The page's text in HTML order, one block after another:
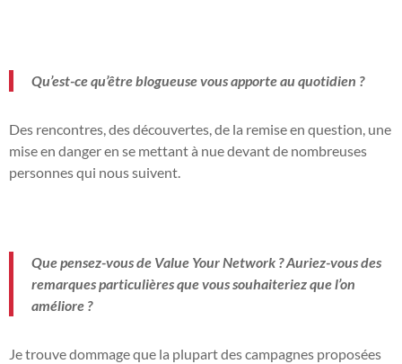
Qu’est-ce qu’être blogueuse vous apporte au quotidien ?
Des rencontres, des découvertes, de la remise en question, une
mise en danger en se mettant à nue devant de nombreuses
personnes qui nous suivent.
Que pensez-vous de Value Your Network ? Auriez-vous des
remarques particulières que vous souhaiteriez que l’on
améliore ?
Je trouve dommage que la plupart des campagnes proposées